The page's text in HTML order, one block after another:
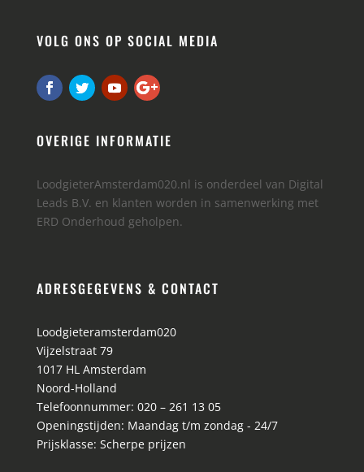
VOLG ONS OP SOCIAL MEDIA
OVERIGE INFORMATIE
LoodgieterAmsterdam020.nl is onderdeel van Digital
Leads B.V. en klanten worden in samenwerking met
ERD Onderhoud geholpen.
ADRESGEGEVENS & CONTACT
Loodgieteramsterdam020
Vijzelstraat 79
1017 HL Amsterdam
Noord-Holland
Telefoonnummer: 020 – 261 13 05
Openingstijden: Maandag t/m zondag - 24/7
Prijsklasse: Scherpe prijzen